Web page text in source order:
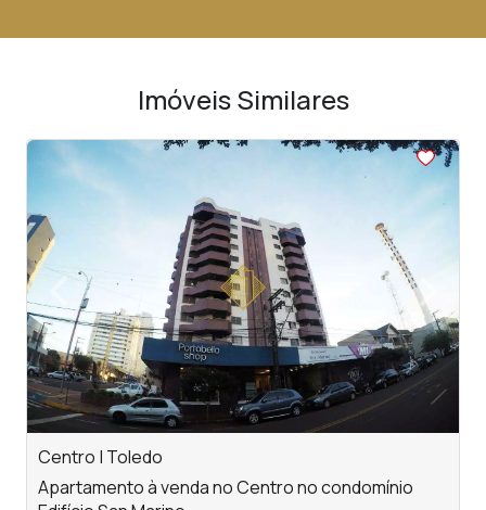
Imóveis Similares
< <
‹Previous ›
Next
Centro | Toledo
Apartamento à venda no Centro no condomínio